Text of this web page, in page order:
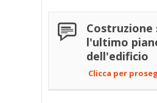
Costruzione
l'ultimo
dell'edificio
Clicca per